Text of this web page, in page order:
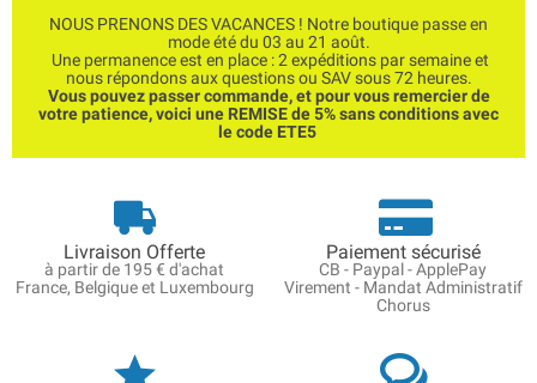
NOUS PRENONS DES VACANCES ! Notre boutique passe en
mode été du 03 au 21 août.
Une permanence est en place : 2 expéditions par semaine et
nous répondons aux questions ou SAV sous 72 heures.
Vous pouvez passer commande, et pour vous remercier de
votre patience, voici une REMISE de 5% sans conditions avec
le code ETE5
Livraison Offerte
à partir de 195 € d'achat
France, Belgique et Luxembourg
Paiement sécurisé
CB - Paypal - ApplePay
Virement - Mandat Administratif
Chorus